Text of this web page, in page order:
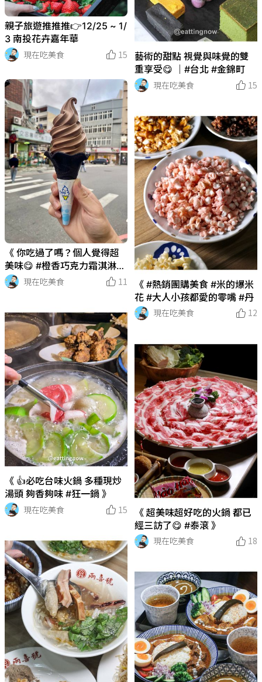
藝術的甜點 視覺與味覺的雙
重享受😋 ｜#台北 #金錦町
現在吃美食
15
親子旅遊推推推👉12/25 ~ 1/
3 南投花卉嘉年華
現在吃美食
15
《 你吃過了嗎？個人覺得超
美味😋 #橙香巧克力霜淇淋
🍦 》現在吃美食 11
《 #熱銷團購美食 #米的爆米
花 #大人小孩都愛的零嘴 #丹
現在吃美食
12
《 👍必吃台味火鍋 多種現炒
湯頭 夠香夠味 #狂一鍋 》
現在吃美食
15
《 超美味超好吃的火鍋 都已
經三訪了😋 #泰滾 》
現在吃美食
18